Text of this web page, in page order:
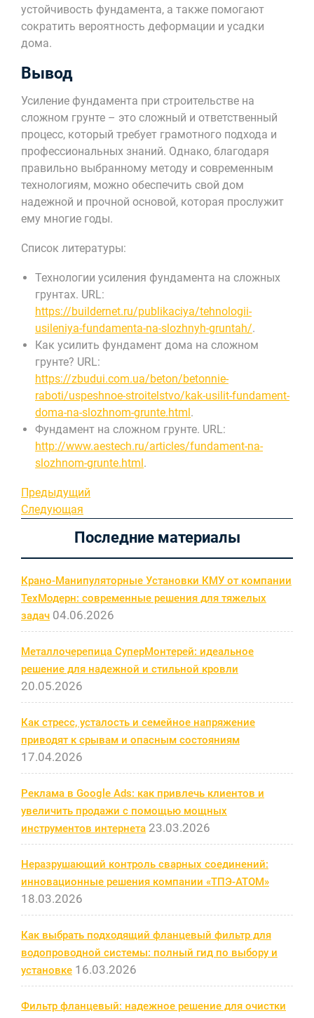
устойчивость фундамента, а также помогают
сократить вероятность деформации и усадки
дома.
Вывод
Усиление фундамента при строительстве на
сложном грунте – это сложный и ответственный
процесс, который требует грамотного подхода и
профессиональных знаний. Однако, благодаря
правильно выбранному методу и современным
технологиям, можно обеспечить свой дом
надежной и прочной основой, которая прослужит
ему многие годы.
Список литературы:
Технологии усиления фундамента на сложных
грунтах. URL:
https://buildernet.ru/publikaciya/tehnologii-
usileniya-fundamenta-na-slozhnyh-gruntah/.
Как усилить фундамент дома на сложном
грунте? URL:
https://zbudui.com.ua/beton/betonnie-
raboti/uspeshnoe-stroitelstvo/kak-usilit-fundament-
doma-na-slozhnom-grunte.html.
Фундамент на сложном грунте. URL:
http://www.aestech.ru/articles/fundament-na-
slozhnom-grunte.html.
Навигация
по
записям
Предыдущая
запись
Предыдущий
Следующая
Следующая
Последние материалы
Крано-Манипуляторные Установки КМУ от компании
ТехМодерн: современные решения для тяжелых
задач 04.06.2026
Металлочерепица СуперМонтерей: идеальное
решение для надежной и стильной кровли
20.05.2026
Как стресс, усталость и семейное напряжение
приводят к срывам и опасным состояниям
17.04.2026
Реклама в Google Ads: как привлечь клиентов и
увеличить продажи с помощью мощных
инструментов интернета 23.03.2026
Неразрушающий контроль сварных соединений:
инновационные решения компании «ТПЭ-АТОМ»
18.03.2026
Как выбрать подходящий фланцевый фильтр для
водопроводной системы: полный гид по выбору и
установке 16.03.2026
Фильтр фланцевый: надежное решение для очистки